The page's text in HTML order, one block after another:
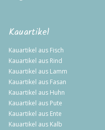
Kauartikel
Kauartikel aus Fisch
Kauartikel aus Rind
Kauartikel aus Lamm
Kauartikel aus Fasan
Kauartikel aus Huhn
Kauartikel aus Pute
Kauartikel aus Ente
Kauartikel aus Kalb